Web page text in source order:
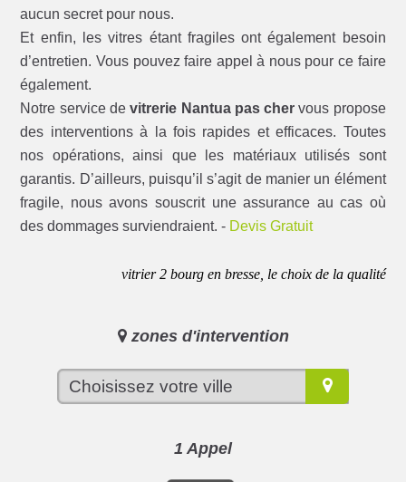
aucun secret pour nous.
Et enfin, les vitres étant fragiles ont également besoin
d’entretien. Vous pouvez faire appel à nous pour ce faire
également.
Notre service devitrerie Nantua pas cher vous propose
des interventions à la fois rapides et efficaces. Toutes
nos opérations, ainsi que les matériaux utilisés sont
garantis. D’ailleurs, puisqu’il s’agit de manier un élément
fragile, nous avons souscrit une assurance au cas où
des dommages surviendraient. - Devis Gratuit
vitrier 2 bourg en bresse, le choix de la qualité
zones d'intervention
1 Appel